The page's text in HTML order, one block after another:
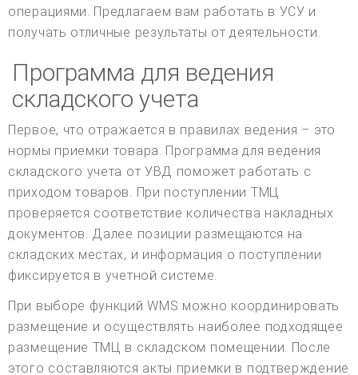
операциями. Предлагаем вам работать в УСУ и
получать отличные результаты от деятельности.
Программа для ведения
складского учета
Первое, что отражается в правилах ведения – это
нормы приемки товара. Программа для ведения
складского учета от УВД поможет работать с
приходом товаров. При поступлении ТМЦ
проверяется соответствие количества накладных
документов. Далее позиции размещаются на
складских местах, и информация о поступлении
фиксируется в учетной системе.
При выборе функций WMS можно координировать
размещение и осуществлять наиболее подходящее
размещение ТМЦ в складском помещении. После
этого составляются акты приемки в подтверждение